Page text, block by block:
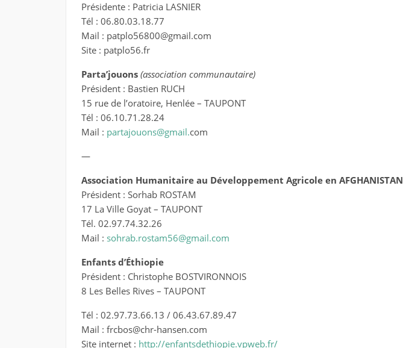
Présidente : Patricia LASNIER
Tél : 06.80.03.18.77
Mail : patplo56800@gmail.com
Site : patplo56.fr
Parta’jouons(association communautaire)
Président : Bastien RUCH
15 rue de l’oratoire, Henlée – TAUPONT
Tél : 06.10.71.28.24
Mail : partajouons@gmail.com
—
Association Humanitaire au Développement Agricole en AFGHANISTAN
Président : Sorhab ROSTAM
17 La Ville Goyat – TAUPONT
Tél. 02.97.74.32.26
Mail : sohrab.rostam56@gmail.com
Enfants d’Éthiopie
Président : Christophe BOSTVIRONNOIS
8 Les Belles Rives – TAUPONT
Tél : 02.97.73.66.13 / 06.43.67.89.47
Mail : frcbos@chr-hansen.com
Site internet : http://enfantsdethiopie.vpweb.fr/